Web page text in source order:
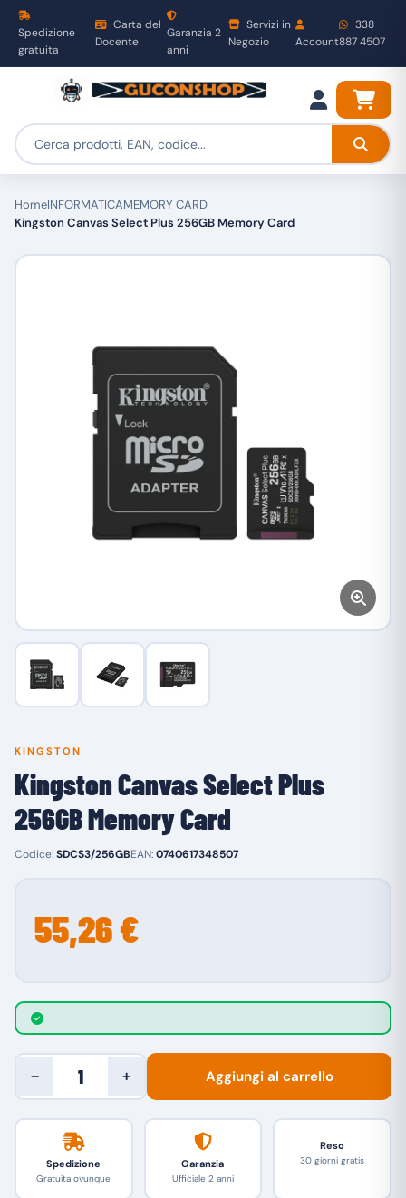
Spedizione
gratuita
Carta del
Docente
Garanzia 2
anni
Servizi in
Negozio
Account
338
887 4507
HomeINFORMATICAMEMORY CARD
Kingston Canvas Select Plus 256GB Memory Card
KINGSTON
Kingston Canvas Select Plus
256GB Memory Card
Codice:SDCS3/256GBEAN:0740617348507
55,26 €
− + Aggiungi al carrello
Spedizione
Gratuita ovunque
Garanzia
Ufficiale 2 anni
Reso
30 giorni gratis